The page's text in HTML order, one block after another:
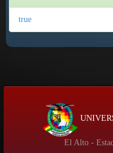
true
El Alto -